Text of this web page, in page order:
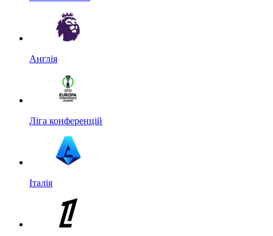
Англія
Ліга конференцій
Італія